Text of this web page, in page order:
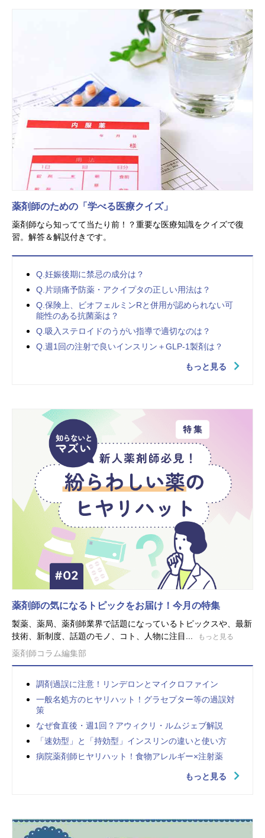
薬剤師のための「学べる医療クイズ」
薬剤師なら知ってて当たり前！？重要な医療知識をクイズで復
習。解答＆解説付きです。
Q.妊娠後期に禁忌の成分は？
Q.片頭痛予防薬・アクイプタの正しい用法は？
Q.保険上、ビオフェルミンRと併用が認められない可
能性のある抗菌薬は？
Q.吸入ステロイドのうがい指導で適切なのは？
Q.週1回の注射で良いインスリン＋GLP-1製剤は？
もっと見る
薬剤師の気になるトピックをお届け！今月の特集
製薬、薬局、薬剤師業界で話題になっているトピックスや、最新
技術、新制度、話題のモノ、コト、人物に注目...
もっと見る
薬剤師コラム編集部
調剤過誤に注意！リンデロンとマイクロファイン
一般名処方のヒヤリハット！グラセプター等の過誤対
策
なぜ食直後・週1回？アウィクリ・ルムジェブ解説
「速効型」と「持効型」インスリンの違いと使い方
病院薬剤師ヒヤリハット！食物アレルギー×注射薬
もっと見る